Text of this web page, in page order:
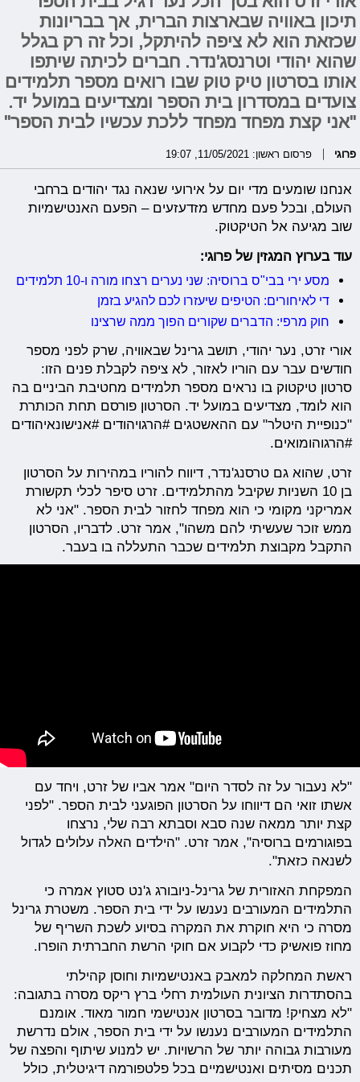
תיכון באוויה שבארצות הברית, אך בבריונות
שכזאת הוא לא ציפה להיתקל, וכל זה רק בגלל
שהוא יהודי וטרנסג'נדר. חברים לכיתה שיתפו
אותו בסרטון טיק טוק שבו רואים מספר תלמידים
צועדים במסדרון בית הספר ומצדיעים במועל יד.
"אני קצת מפחד מפחד ללכת עכשיו לבית הספר"
פרוגי פרסום ראשון: 11/05/2021, 19:07
אנחנו שומעים מדי יום על אירועי שנאה נגד יהודים ברחבי
העולם, ובכל פעם מחדש מזדעזעים – הפעם האנטישמיות
שוב מגיעה אל הטיקטוק.
עוד בערוץ המגזין של פרוגי:
מסע ירי בבי"ס ברוסיה: שני נערים רצחו מורה ו-10 תלמידים
די לאיחורים: הטיפים שיעזרו לכם להגיע בזמן
חוק מרפי: הדברים שקורים הפוך ממה שרצינו
אורי זרט, נער יהודי, תושב גרינל שבאוויה, שרק לפני מספר
חודשים עבר עם הוריו לאזור, לא ציפה לקבלת פנים הזו:
סרטון טיקטוק בו נראים מספר תלמידים מחטיבת הביניים בה
הוא לומד, מצדיעים במועל יד. הסרטון פורסם תחת הכותרת
"כנופיית היטלר" עם ההאשטגים #הרגויהודים #אנישונאיהודים
#הרגוהומואים.
זרט, שהוא גם טרסנג'נדר, דיווח להוריו במהירות על הסרטון
בן 10 השניות שקיבל מהתלמידים. זרט סיפר לכלי תקשורת
אמריקני מקומי כי הוא מפחד לחזור לבית הספר. "אני לא
ממש זוכר שעשיתי להם משהו", אמר זרט. לדבריו, הסרטון
התקבל מקבוצת תלמידים שכבר התעללה בו בעבר.
"לא נעבור על זה לסדר היום" אמר אביו של זרט, ויחד עם
אשתו זואי הם דיווחו על הסרטון הפוגעני לבית הספר. "לפני
קצת יותר ממאה שנה סבא וסבתא רבה שלי, נרצחו
בפוגורמים ברוסיה", אמר זרט. "הילדים האלה עלולים לגדול
לשנאה כזאת".
המפקחת האזורית של גרינל-ניובורג ג'נט סטוץ אמרה כי
התלמידים המעורבים נענשו על ידי בית הספר. משטרת גרינל
מסרה כי היא חוקרת את המקרה בסיוע לשכת השריף של
מחוז פואשיק כדי לקבוע אם חוקי הרשת החברתית הופרו.
ראשת המחלקה למאבק באנטישמיות וחוסן קהילתי
בהסתדרות הציונית העולמית רחלי ברץ ריקס מסרה בתגובה:
"לא מצחיק! מדובר בסרטון אנטישמי חמור מאוד. אומנם
התלמידים המעורבים נענשו על ידי בית הספר, אולם נדרשת
מעורבות גבוהה יותר של הרשויות. יש למנוע שיתוף והפצה של
תכנים מסיתים ואנטישמיים בכל פלטפורמה דיגיטלית, כולל